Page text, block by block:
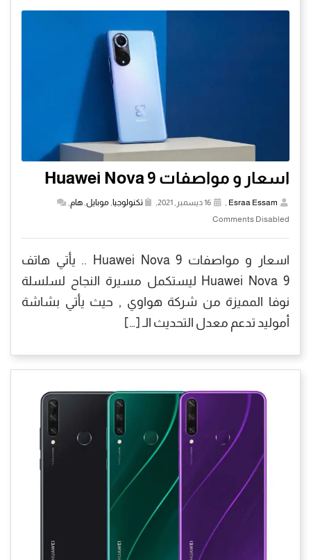
اسعار و مواصفات Huawei Nova 9
Esraa Essam
, تكنولوجيا, موبايل,هام,
Comments Disabled
اسعار و مواصفات Huawei Nova 9 .. يأتي هاتف
Huawei Nova 9 ليستكمل مسيرة النجاح لسلسلة
نوفا المميزة من شركة هواوي , حيث يأتي بشاشة
أموليد تدعم معدل التحديث الـ […]